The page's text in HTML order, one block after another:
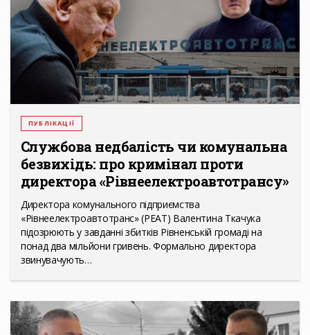
ПУБЛІКАЦІЇ
Службова недбалість чи комунальна
безвихідь: про кримінал проти
директора «Рівнеелектроавтотрансу»
Директора комунального підприємства
«Рівнеелектроавтотранс» (РЕАТ) Валентина Ткачука
підозрюють у завданні збитків Рівненській громаді на
понад два мільйони гривень. Формально директора
звинувачують…